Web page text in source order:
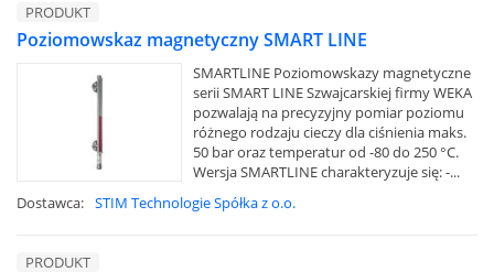
PRODUKT
Poziomowskaz magnetyczny SMART LINE
SMARTLINE Poziomowskazy magnetyczne
serii SMART LINE Szwajcarskiej firmy WEKA
pozwalają na precyzyjny pomiar poziomu
różnego rodzaju cieczy dla ciśnienia maks.
50 bar oraz temperatur od -80 do 250 °C.
Wersja SMARTLINE charakteryzuje się: -...
Dostawca: STIM Technologie Spółka z o.o.
PRODUKT